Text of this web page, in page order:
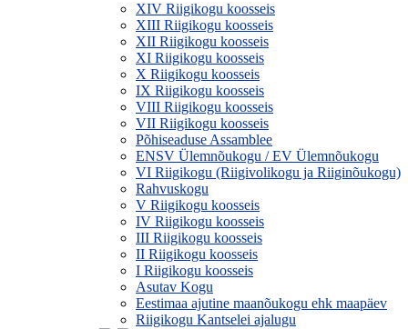
XIV Riigikogu koosseis
XIII Riigikogu koosseis
XII Riigikogu koosseis
XI Riigikogu koosseis
X Riigikogu koosseis
IX Riigikogu koosseis
VIII Riigikogu koosseis
VII Riigikogu koosseis
Põhiseaduse Assamblee
ENSV Ülemnõukogu / EV Ülemnõukogu
VI Riigikogu (Riigivolikogu ja Riiginõukogu)
Rahvuskogu
V Riigikogu koosseis
IV Riigikogu koosseis
III Riigikogu koosseis
II Riigikogu koosseis
I Riigikogu koosseis
Asutav Kogu
Eestimaa ajutine maanõukogu ehk maapäev
Riigikogu Kantselei ajalugu